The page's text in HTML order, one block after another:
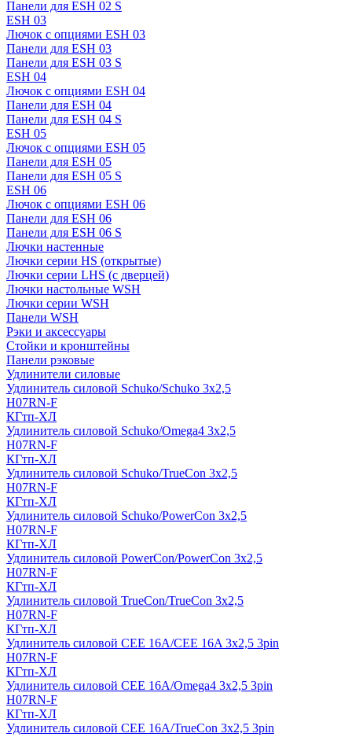
Панели для ESH 02 S
ESH 03
Лючок с опциями ESH 03
Панели для ESH 03
Панели для ESH 03 S
ESH 04
Лючок с опциями ESH 04
Панели для ESH 04
Панели для ESH 04 S
ESH 05
Лючок с опциями ESH 05
Панели для ESH 05
Панели для ESH 05 S
ESH 06
Лючок с опциями ESH 06
Панели для ESH 06
Панели для ESH 06 S
Лючки настенные
Лючки серии HS (открытые)
Лючки серии LHS (с дверцей)
Лючки настольные WSH
Лючки серии WSH
Панели WSH
Рэки и аксессуары
Стойки и кронштейны
Панели рэковые
Удлинители силовые
Удлинитель силовой Schuko/Schuko 3х2,5
H07RN-F
КГтп-ХЛ
Удлинитель силовой Schuko/Omega4 3х2,5
H07RN-F
КГтп-ХЛ
Удлинитель силовой Schuko/TrueCon 3х2,5
H07RN-F
КГтп-ХЛ
Удлинитель силовой Schuko/PowerCon 3х2,5
H07RN-F
КГтп-ХЛ
Удлинитель силовой PowerCon/PowerCon 3х2,5
H07RN-F
КГтп-ХЛ
Удлинитель силовой TrueCon/TrueCon 3х2,5
H07RN-F
КГтп-ХЛ
Удлинитель силовой CEE 16A/CEE 16A 3х2,5 3pin
H07RN-F
КГтп-ХЛ
Удлинитель силовой CEE 16A/Omega4 3х2,5 3pin
H07RN-F
КГтп-ХЛ
Удлинитель силовой CEE 16A/TrueCon 3х2,5 3pin